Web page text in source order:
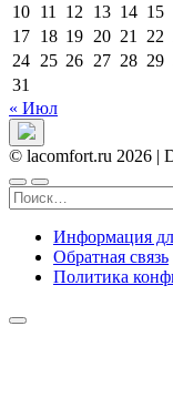
10 11 12 13 14 15
17 18 19 20 21 22
24 25 26 27 28 29
31
« Июл
© lacomfort.ru 2026 |
Найти:
Информация
Обратная связь
Политика